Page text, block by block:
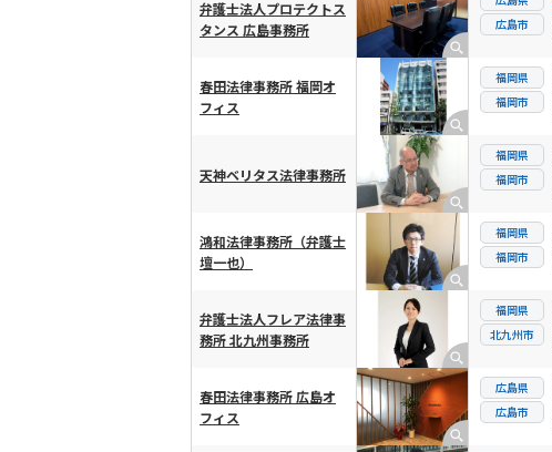
弁護士法人プロテクトス
タンス 広島事務所
広島市
春田法律事務所 福岡オ
フィス
福岡県
福岡市
天神ベリタス法律事務所
福岡県
福岡市
鴻和法律事務所（弁護士
壇一也）
福岡県
福岡市
弁護士法人フレア法律事
務所 北九州事務所
福岡県
北九州市
春田法律事務所 広島オ
フィス
広島県
広島市